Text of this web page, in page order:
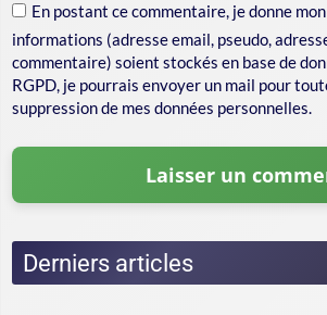
En postant ce commentaire, je donne
informations (adresse email, pseudo,
commentaire) soient stockés en base de
RGPD, je pourrais envoyer un mail pour
suppression de mes données personnelles.
Derniers articles